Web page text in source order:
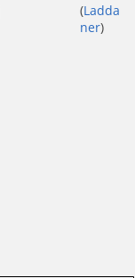
(Ladda
ner)